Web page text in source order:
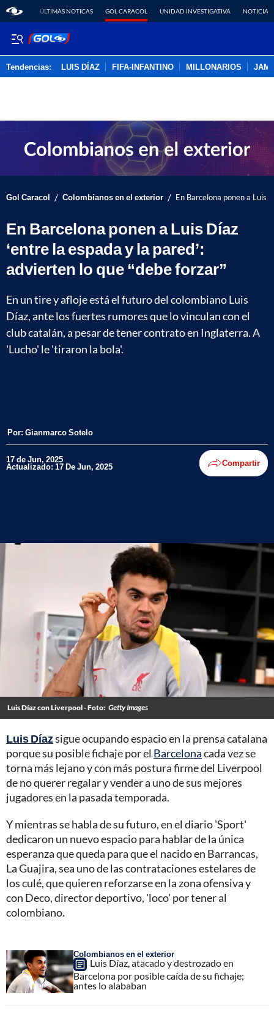
ÚLTIMAS NOTICAS GOL CARACOL UNIDAD INVESTIGATIVA NOTICIAS
Tendencias: LUIS DÍAZ FIFA-INFANTINO MILLONARIOS
Gol Caracol / Colombianos en el exterior / En Barcelona ponen a Luis
En Barcelona ponen a Luis Díaz
‘entre la espada y la pared’:
advierten lo que “debe forzar”
En un tire y afloje está el futuro del colombiano Luis
Díaz, ante los fuertes rumores que lo vinculan con el
club catalán, a pesar de tener contrato en Inglaterra. A
'Lucho' le 'tiraron la bola'.
Por: Gianmarco Sotelo
17 de Jun, 2025
Actualizado: 17 De Jun, 2025 Compartir
Luis Díaz con Liverpool - Foto: Getty Images
Luis Díazsigue ocupando espacio en la prensa catalana
porque su posible fichaje por el Barcelonacada vez se
torna más lejano y con más postura firme del Liverpool
de no querer regalar y vender a uno de sus mejores
jugadores en la pasada temporada.
Y mientras se habla de su futuro, en el diario 'Sport'
dedicaron un nuevo espacio para hablar de la única
esperanza que queda para que el nacido en Barrancas,
La Guajira, sea uno de las contrataciones estelares de
los culé, que quieren reforzarse en la zona ofensiva y
con Deco, director deportivo, 'loco' por tener al
colombiano.
Colombianos en el exterior
Luis Díaz, atacado y destrozado en
Barcelona por posible caída de su fichaje;
antes lo alababan